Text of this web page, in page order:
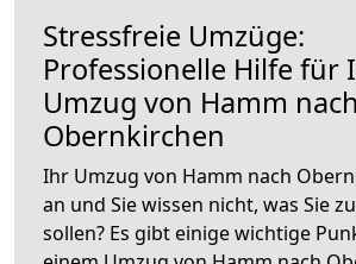
Stressfreie Umzüge:
Professionelle Hilfe für
Umzug von Hamm nach
Obernkirchen
Ihr Umzug von Hamm nach
an und Sie wissen nicht, was Sie
sollen? Es gibt einige wichtige